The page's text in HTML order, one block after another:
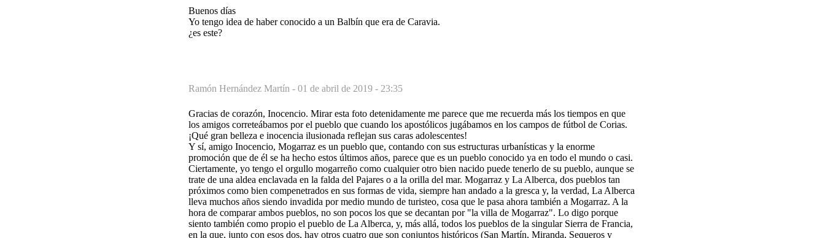
Buenos días
Yo tengo idea de haber conocido a un Balbín que era de Caravia.
¿es este?
Ramón Hernández Martín - 01 de abril de 2019 - 23:35
Gracias de corazón, Inocencio. Mirar esta foto detenidamente me parece que me recuerda más los tiempos en que
los amigos correteábamos por el pueblo que cuando los apostólicos jugábamos en los campos de fútbol de Corias.
¡Qué gran belleza e inocencia ilusionada reflejan sus caras adolescentes!
Y sí, amigo Inocencio, Mogarraz es un pueblo que, contando con sus estructuras urbanísticas y la enorme
promoción que de él se ha hecho estos últimos años, parece que es un pueblo conocido ya en todo el mundo o casi.
Ciertamente, yo tengo el orgullo mogarreño como cualquier otro bien nacido puede tenerlo de su pueblo, aunque se
trate de una aldea enclavada en la falda del Pajares o a la orilla del mar. Mogarraz y La Alberca, dos pueblos tan
próximos como bien compenetrados en sus formas de vida, siempre han andado a la gresca y, la verdad, La Alberca
lleva muchos años siendo invadida por medio mundo de turisteo, cosa que le pasa ahora también a Mogarraz. A la
hora de comparar ambos pueblos, no son pocos los que se decantan por "la villa de Mogarraz". Lo digo porque
siento también como propio el pueblo de La Alberca, y, más allá, todos los pueblos de la singular Sierra de Francia,
en la que, junto con esos dos, hay otros cuatro que son conjuntos históricos (San Martín, Miranda, Sequeros y